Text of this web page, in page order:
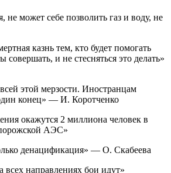
не может себе позволить газ и воду, не
казнь тем, кто будет помогать
совершать, и не стесняться это делать»
этой мерзости. Иностранцам
конец» — И. Коротченко
окажутся 2 миллиона человек в
АЭС»
денацификация» — О. Скабеева
всех направлениях бои идут»